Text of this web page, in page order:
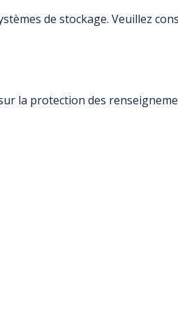
de stockage. Veuillez
la protection des